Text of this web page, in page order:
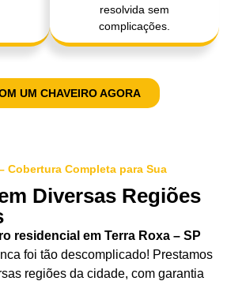
resolvida sem
complicações.
UM CHAVEIRO AGORA
Cobertura Completa para Sua
Diversas Regiões
residencial em Terra Roxa – SP
foi tão descomplicado! Prestamos
regiões da cidade, com garantia